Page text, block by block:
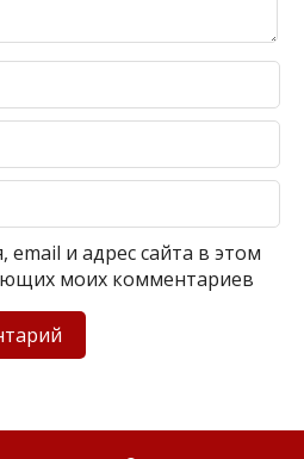
и адрес сайта в этом
моих комментариев